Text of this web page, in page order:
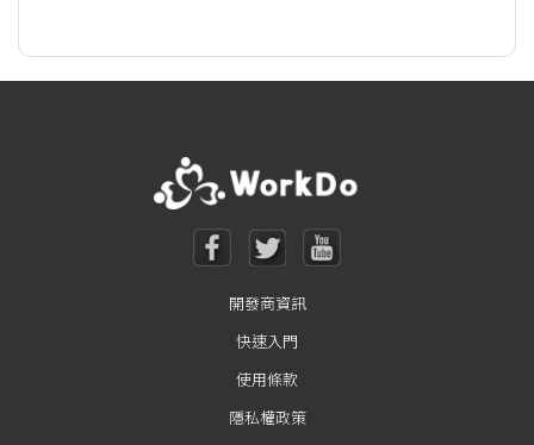
開發商資訊
快速入門
使用條款
隱私權政策